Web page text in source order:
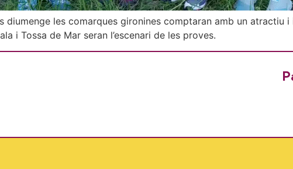
diumenge les comarques gironines comptaran amb un atractiu
i Tossa de Mar seran l’escenari de les proves.